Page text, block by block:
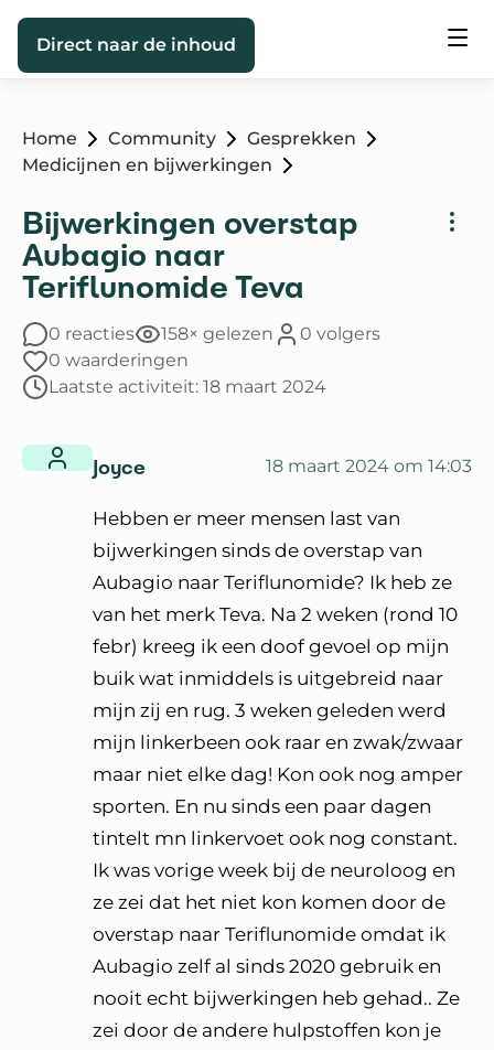
Direct naar de inhoud
Home Community
Gesprekken
Medicijnen en bijwerkingen
Bijwerkingen overstap
Aubagio naar
Teriflunomide Teva
0 reacties 158× gelezen
0 volgers
0 waarderingen
Laatste activiteit: 18 maart 2024
Joyce 18 maart 2024 om 14:03
Hebben er meer mensen last van
bijwerkingen sinds de overstap van
Aubagio naar Teriflunomide? Ik heb ze
van het merk Teva. Na 2 weken (rond 10
febr) kreeg ik een doof gevoel op mijn
buik wat inmiddels is uitgebreid naar
mijn zij en rug. 3 weken geleden werd
mijn linkerbeen ook raar en zwak/zwaar
maar niet elke dag! Kon ook nog amper
sporten. En nu sinds een paar dagen
tintelt mn linkervoet ook nog constant.
Ik was vorige week bij de neuroloog en
ze zei dat het niet kon komen door de
overstap naar Teriflunomide omdat ik
Aubagio zelf al sinds 2020 gebruik en
nooit echt bijwerkingen heb gehad.. Ze
zei door de andere hulpstoffen kon je